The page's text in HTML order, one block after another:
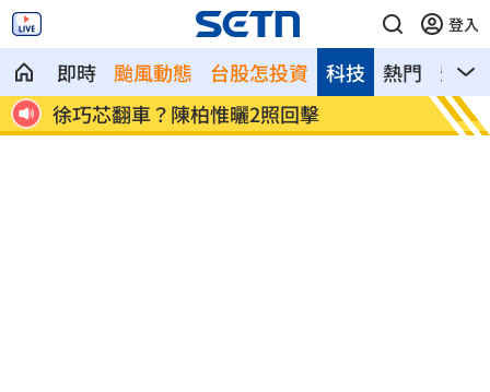
登入
即時 颱風動態 台股怎投資 熱門 影音
科技
信 徐巧芯翻車？陳柏惟曬2照回擊 被騙